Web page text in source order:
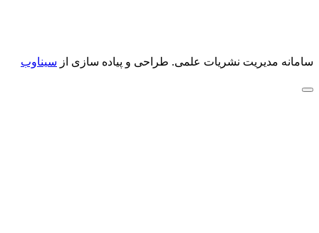
سامانه مدیریت نشریات علمی. طراحی و پیاده سازی از سیناوب